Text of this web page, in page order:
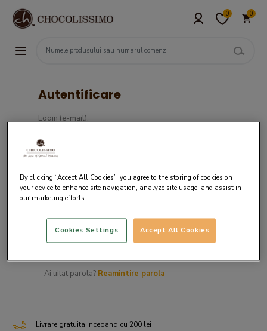
0 0
Autentificare
Login (e-mail):
Ai uitat parola? Reamintire parola
Livrare gratuita incepand cu 200 lei
By clicking “Accept All Cookies”, you agree to the storing of cookies on
your device to enhance site navigation, analyze site usage, and assist in
our marketing efforts.
Accept All Cookies
Cookies Settings